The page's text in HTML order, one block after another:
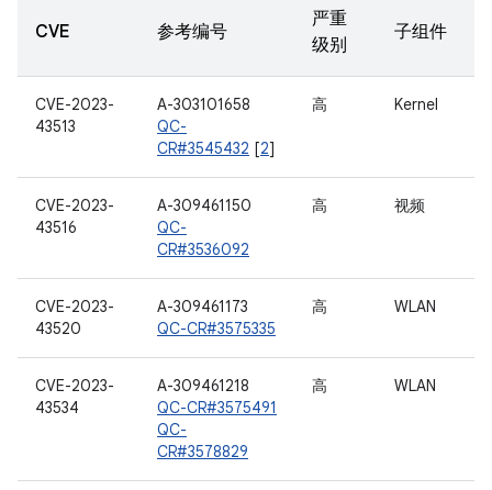
CVE 参考编号
严重
级别
子组件
CVE-2023-
43513
A-303101658
QC-
CR#3545432 [2]
高 Kernel
CVE-2023-
43516
A-309461150
QC-
CR#3536092
高 视频
CVE-2023-
43520
A-309461173
QC-CR#3575335
高 WLAN
CVE-2023-
43534
A-309461218
QC-CR#3575491
QC-
CR#3578829
高 WLAN